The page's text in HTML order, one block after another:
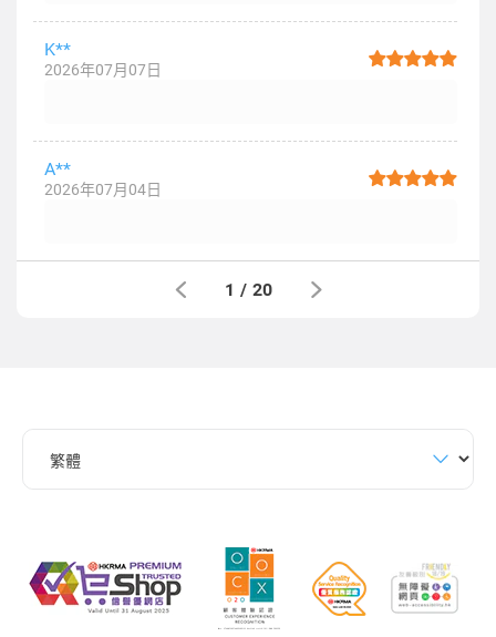
K**
2026年07月07日
A**
2026年07月04日
1 / 20